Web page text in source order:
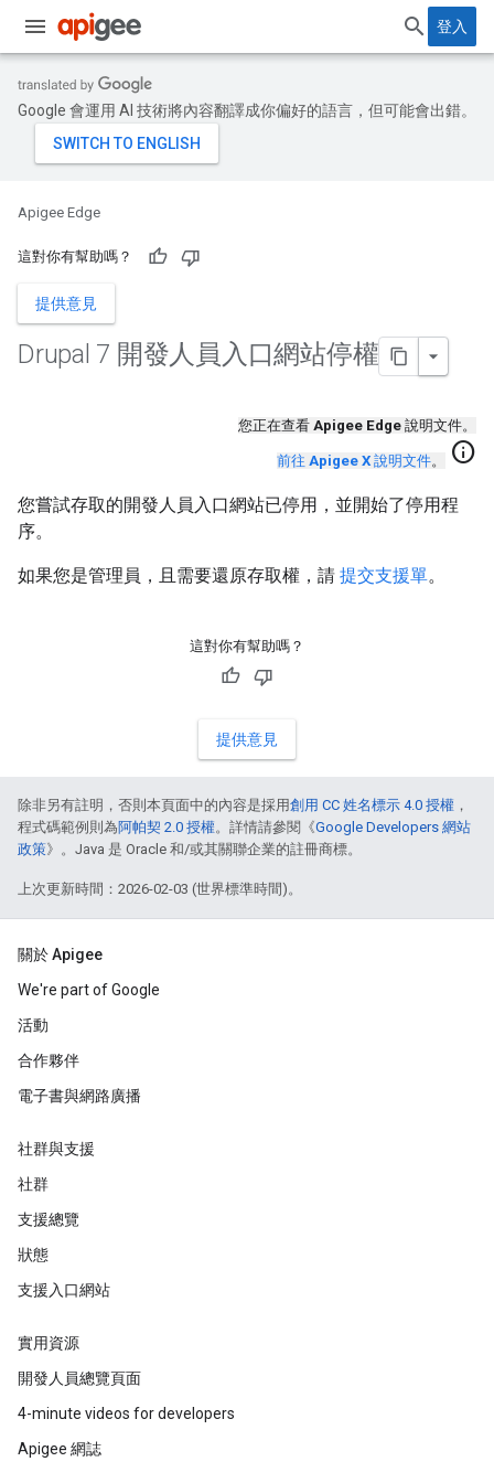
登入
Google 會運用 AI 技術將內容翻譯成你偏好的語言，但可能會出錯。
Apigee Edge
這對你有幫助嗎？
提供意見
Drupal 7 開發人員入口網站停權
您正在查看 Apigee Edge 說明文件。
前往 Apigee X 說明文件。 info
您嘗試存取的開發人員入口網站已停用，並開始了停用程
序。
如果您是管理員，且需要還原存取權，請 提交支援單。
這對你有幫助嗎？
提供意見
除非另有註明，否則本頁面中的內容是採用創用 CC 姓名標示 4.0 授權 ，
程式碼範例則為阿帕契 2.0 授權。詳情請參閱《Google Developers 網站
政策》。Java 是 Oracle 和/或其關聯企業的註冊商標。
上次更新時間：2026-02-03 (世界標準時間)。
關於 Apigee
We're part of Google
活動
合作夥伴
電子書與網路廣播
社群與支援
社群
支援總覽
狀態
支援入口網站
實用資源
開發人員總覽頁面
4-minute videos for developers
Apigee 網誌